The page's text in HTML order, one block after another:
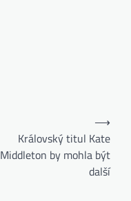
Královský titul Kate
Middleton by mohla být
další
⟶